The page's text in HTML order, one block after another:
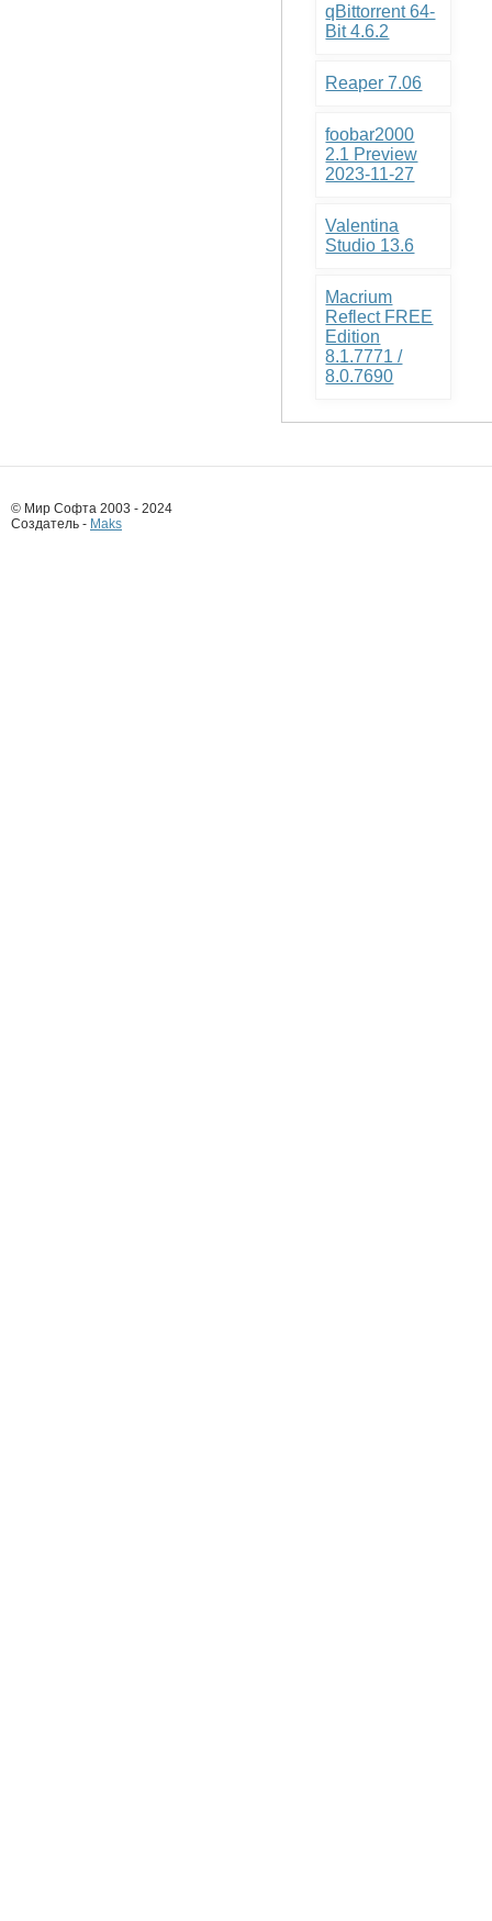
qBittorrent 64-
Bit 4.6.2
Reaper 7.06
foobar2000
2.1 Preview
2023-11-27
Valentina
Studio 13.6
Macrium
Reflect FREE
Edition
8.1.7771 /
8.0.7690
© Мир Софта 2003 - 2024
Создатель - Maks